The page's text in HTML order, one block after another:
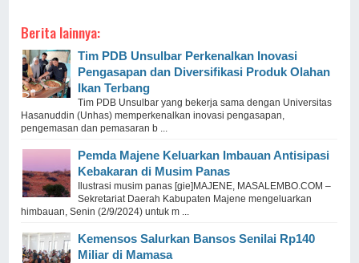
Berita lainnya:
Tim PDB Unsulbar Perkenalkan Inovasi
Pengasapan dan Diversifikasi Produk Olahan
Ikan Terbang
Tim PDB Unsulbar yang bekerja sama dengan Universitas
Hasanuddin (Unhas) memperkenalkan inovasi pengasapan,
pengemasan dan pemasaran b ...
Pemda Majene Keluarkan Imbauan Antisipasi
Kebakaran di Musim Panas
Ilustrasi musim panas [gie]MAJENE, MASALEMBO.COM –
Sekretariat Daerah Kabupaten Majene mengeluarkan
himbauan, Senin (2/9/2024) untuk m ...
Kemensos Salurkan Bansos Senilai Rp140
Miliar di Mamasa